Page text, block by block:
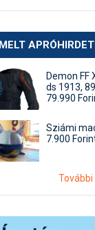
Demon FF
ds 1913,
79.990
Sziámi
7.900